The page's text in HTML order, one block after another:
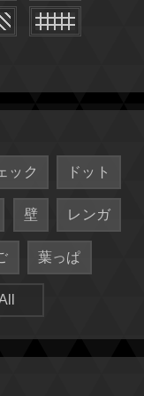
ック ドット
壁 レンガ
葉っぱ